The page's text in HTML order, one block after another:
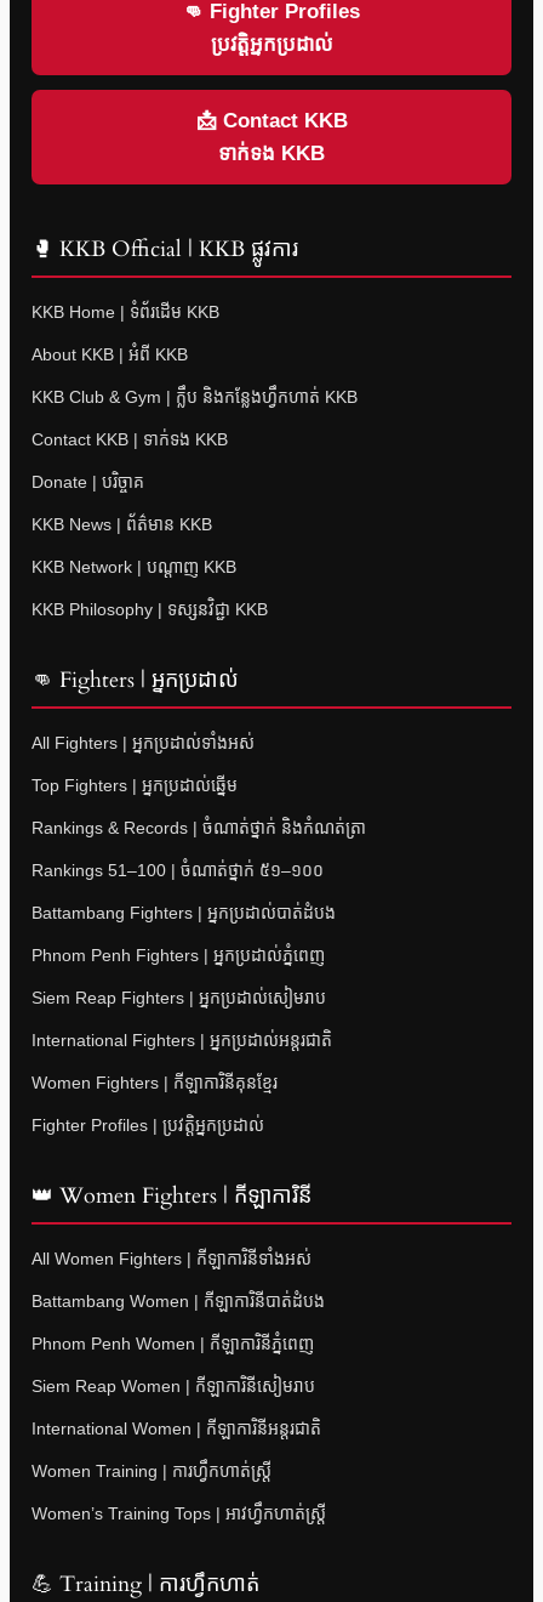
👊 Fighter Profiles
ប្រវត្តិអ្នកប្រដាល់
📩 Contact KKB
ទាក់ទង KKB
🥊 KKB Official | KKB ផ្លូវការ
KKB Home | ទំព័រដើម KKB
About KKB | អំពី KKB
KKB Club & Gym | ក្លឹប និងកន្លែងហ្វឹកហាត់ KKB
Contact KKB | ទាក់ទង KKB
Donate | បរិច្ចាគ
KKB News | ព័ត៌មាន KKB
KKB Network | បណ្តាញ KKB
KKB Philosophy | ទស្សនវិជ្ជា KKB
👊 Fighters | អ្នកប្រដាល់
All Fighters | អ្នកប្រដាល់ទាំងអស់
Top Fighters | អ្នកប្រដាល់ឆ្នើម
Rankings & Records | ចំណាត់ថ្នាក់ និងកំណត់ត្រា
Rankings 51–100 | ចំណាត់ថ្នាក់ ៥១–១០០
Battambang Fighters | អ្នកប្រដាល់បាត់ដំបង
Phnom Penh Fighters | អ្នកប្រដាល់ភ្នំពេញ
Siem Reap Fighters | អ្នកប្រដាល់សៀមរាប
International Fighters | អ្នកប្រដាល់អន្តរជាតិ
Women Fighters | កីឡាការិនីគុនខ្មែរ
Fighter Profiles | ប្រវត្តិអ្នកប្រដាល់
👑 Women Fighters | កីឡាការិនី
All Women Fighters | កីឡាការិនីទាំងអស់
Battambang Women | កីឡាការិនីបាត់ដំបង
Phnom Penh Women | កីឡាការិនីភ្នំពេញ
Siem Reap Women | កីឡាការិនីសៀមរាប
International Women | កីឡាការិនីអន្តរជាតិ
Women Training | ការហ្វឹកហាត់ស្ត្រី
Women’s Training Tops | អាវហ្វឹកហាត់ស្ត្រី
💪 Training | ការហ្វឹកហាត់